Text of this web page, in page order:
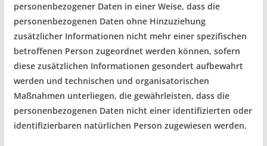
personenbezogener Daten in einer Weise, dass die
personenbezogenen Daten ohne Hinzuziehung
zusätzlicher Informationen nicht mehr einer spezifischen
betroffenen Person zugeordnet werden können, sofern
diese zusätzlichen Informationen gesondert aufbewahrt
werden und technischen und organisatorischen
Maßnahmen unterliegen, die gewährleisten, dass die
personenbezogenen Daten nicht einer identifizierten oder
identifizierbaren natürlichen Person zugewiesen werden.